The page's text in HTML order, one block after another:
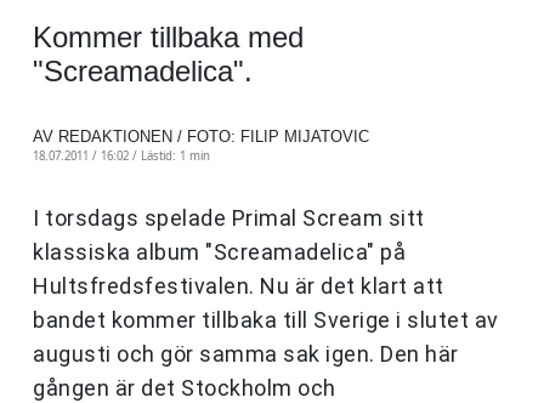
Kommer tillbaka med
"Screamadelica".
AV REDAKTIONEN / FOTO: FILIP MIJATOVIC
18.07.2011 / 16:02 / Lästid: 1 min
I torsdags spelade Primal Scream sitt
klassiska album "Screamadelica" på
Hultsfredsfestivalen. Nu är det klart att
bandet kommer tillbaka till Sverige i slutet av
augusti och gör samma sak igen. Den här
gången är det Stockholm och